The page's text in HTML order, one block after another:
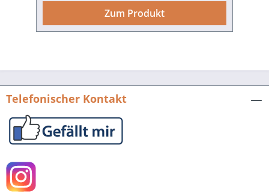
Teilung die Gemüter der Bevölkerung
Gutenberg-Stipendium der Stadt Mainz
Gesichtspunkten analysiert und
politische Überraschungen und
Verstrickungen zu Tage gefördert,
Zum Produkt
Telefonischer Kontakt